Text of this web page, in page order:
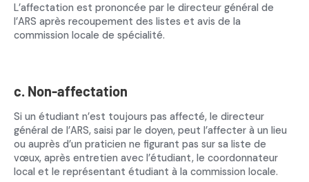
L’affectation est prononcée par le directeur général de
l’ARS après recoupement des listes et avis de la
commission locale de spécialité.
c. Non-affectation
Si un étudiant n’est toujours pas affecté, le directeur
général de l’ARS, saisi par le doyen, peut l’affecter à un lieu
ou auprès d’un praticien ne figurant pas sur sa liste de
vœux, après entretien avec l’étudiant, le coordonnateur
local et le représentant étudiant à la commission locale.